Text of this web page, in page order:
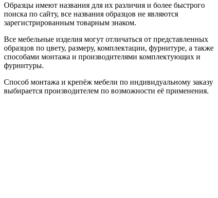
Образцы имеют названия для их различия и более быстрого
поиска по сайту, все названия образцов не являются
зарегистрированным товарным знаком.
Все мебельные изделия могут отличаться от представленных
образцов по цвету, размеру, комплектации, фурнитуре, а также
способами монтажа и производителями комплектующих и
фурнитуры.
Способ монтажа и крепёж мебели по индивидуальному заказу
выбирается производителем по возможности её применения.